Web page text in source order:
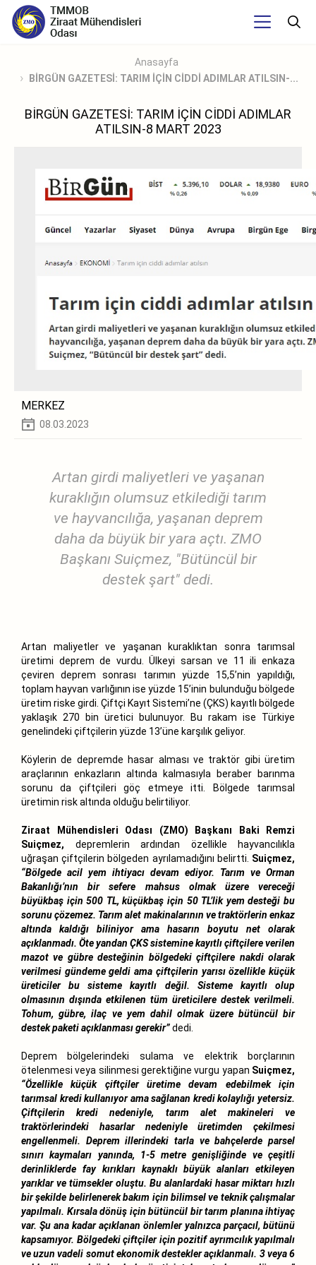
Anasayfa
BİRGÜN GAZETESİ: TARIM İÇİN CİDDİ ADIMLAR ATILSIN-...
BİRGÜN GAZETESİ: TARIM İÇİN CİDDİ ADIMLAR
ATILSIN-8 MART 2023
MERKEZ
08.03.2023
Artan girdi maliyetleri ve yaşanan
kuraklığın olumsuz etkilediği tarım
ve hayvancılığa, yaşanan deprem
daha da büyük bir yara açtı. ZMO
Başkanı Suiçmez, "Bütüncül bir
destek şart" dedi.
Artan maliyetler ve yaşanan kuraklıktan sonra tarımsal
üretimi deprem de vurdu. Ülkeyi sarsan ve 11 ili enkaza
çeviren deprem sonrası tarımın yüzde 15,5’nin yapıldığı,
toplam hayvan varlığının ise yüzde 15’inin bulunduğu bölgede
üretim riske girdi. Çiftçi Kayıt Sistemi’ne (ÇKS) kayıtlı bölgede
yaklaşık 270 bin üretici bulunuyor. Bu rakam ise Türkiye
genelindeki çiftçilerin yüzde 13’üne karşılık geliyor.
Köylerin de depremde hasar alması ve traktör gibi üretim
araçlarının enkazların altında kalmasıyla beraber barınma
sorunu da çiftçileri göç etmeye itti. Bölgede tarımsal
üretimin risk altında olduğu belirtiliyor.
Ziraat Mühendisleri Odası (ZMO) Başkanı Baki Remzi
Suiçmez, depremlerin ardından özellikle hayvancılıkla
uğraşan çiftçilerin bölgeden ayrılamadığını belirtti. Suiçmez,
“Bölgede acil yem ihtiyacı devam ediyor. Tarım ve Orman
Bakanlığı’nın bir sefere mahsus olmak üzere vereceği
büyükbaş için 500 TL, küçükbaş için 50 TL’lik yem desteği bu
sorunu çözemez. Tarım alet makinalarının ve traktörlerin enkaz
altında kaldığı biliniyor ama hasarın boyutu net olarak
açıklanmadı. Öte yandan ÇKS sistemine kayıtlı çiftçilere verilen
mazot ve gübre desteğinin bölgedeki çiftçilere nakdi olarak
verilmesi gündeme geldi ama çiftçilerin yarısı özellikle küçük
üreticiler bu sisteme kayıtlı değil. Sisteme kayıtlı olup
olmasının dışında etkilenen tüm üreticilere destek verilmeli.
Tohum, gübre, ilaç ve yem dahil olmak üzere bütüncül bir
destek paketi açıklanması gerekir”dedi.
Deprem bölgelerindeki sulama ve elektrik borçlarının
ötelenmesi veya silinmesi gerektiğine vurgu yapan Suiçmez,
“Özellikle küçük çiftçiler üretime devam edebilmek için
tarımsal kredi kullanıyor ama sağlanan kredi kolaylığı yetersiz.
Çiftçilerin kredi nedeniyle, tarım alet makineleri ve
traktörlerindeki hasarlar nedeniyle üretimden çekilmesi
engellenmeli. Deprem illerindeki tarla ve bahçelerde parsel
sınırı kaymaları yanında, 1-5 metre genişliğinde ve çeşitli
derinliklerde fay kırıkları kaynaklı büyük alanları etkileyen
yarıklar ve tümsekler oluştu. Bu alanlardaki hasar miktarı hızlı
bir şekilde belirlenerek bakım için bilimsel ve teknik çalışmalar
yapılmalı. Kırsala dönüş için bütüncül bir tarım planına ihtiyaç
var. Şu ana kadar açıklanan önlemler yalnızca parçacıl, bütünü
kapsamıyor. Bölgedeki çiftçiler için pozitif ayrımcılık yapılmalı
ve uzun vadeli somut ekonomik destekler açıklanmalı. 3 veya 6